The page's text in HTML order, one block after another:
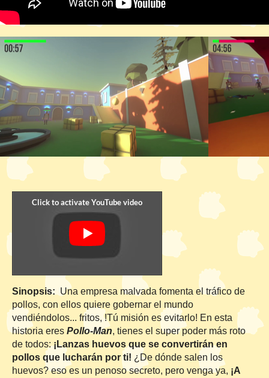
Sinopsis: Una empresa malvada fomenta el tráfico de
pollos, con ellos quiere gobernar el mundo
vendiéndolos... fritos, !Tú misión es evitarlo! En esta
historia eres Pollo-Man, tienes el super poder más roto
de todos:¡Lanzas huevos que se convertirán en
pollos que lucharán por ti! ¿De dónde salen los
huevos? eso es un penoso secreto, pero venga ya, ¡A